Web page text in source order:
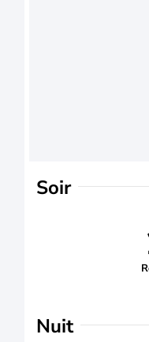
Soir
Nuit